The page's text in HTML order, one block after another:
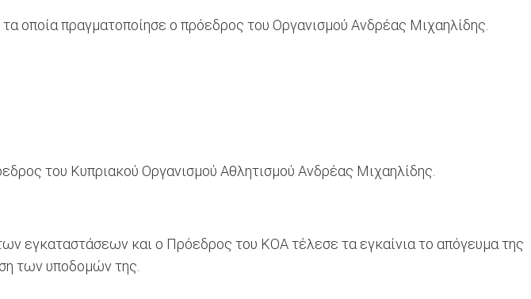
οποία πραγματοποίησε ο πρόεδρος του Οργανισμού Ανδρέας Μιχαηλίδης.
του Κυπριακού Οργανισμού Αθλητισμού Ανδρέας Μιχαηλίδης.
εγκαταστάσεων και ο Πρόεδρος του ΚΟΑ τέλεσε τα εγκαίνια το απόγευμα της
των υποδομών της.